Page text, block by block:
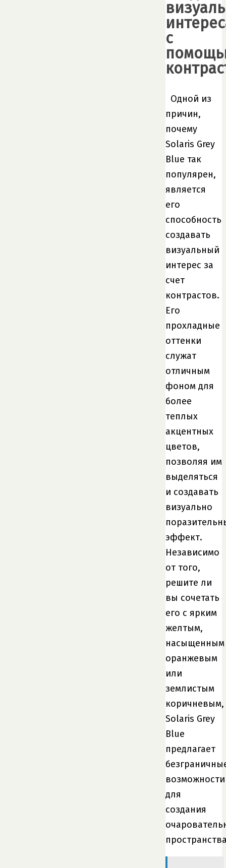
с
Одной из
причин,
почему
Solaris Grey
Blue так
популярен,
является
его
способность
создавать
визуальный
интерес за
счет
контрастов.
Его
прохладные
оттенки
служат
отличным
фоном для
более
теплых
акцентных
цветов,
позволяя им
выделяться
и создавать
визуально
эффект.
Независимо
от того,
решите ли
вы сочетать
его с ярким
желтым,
насыщенным
оранжевым
или
землистым
коричневым,
Solaris Grey
Blue
предлагает
возможности
для
создания